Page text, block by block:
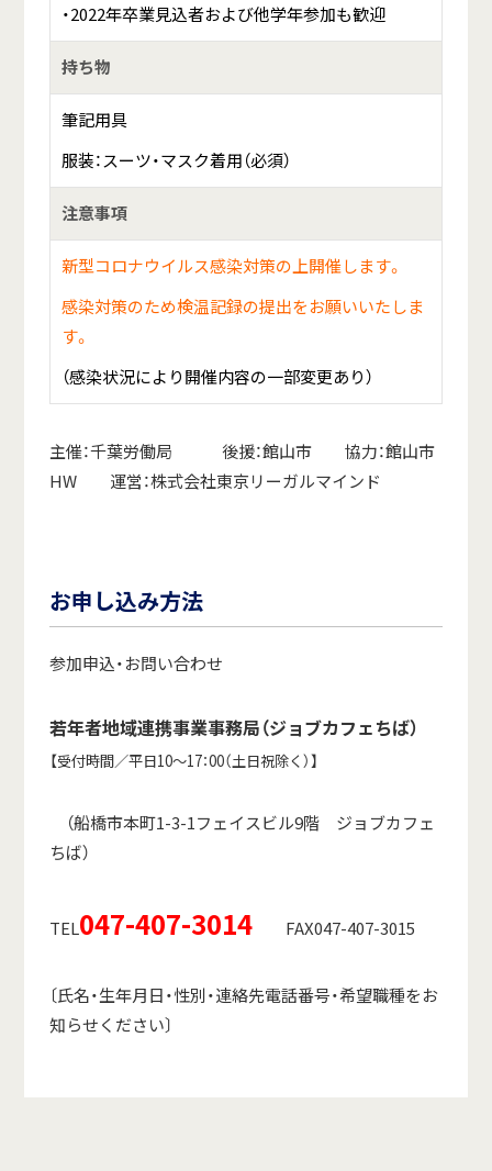
・2022年卒業見込者および他学年参加も歓迎
持ち物
筆記用具
服装：スーツ・マスク着用（必須）
注意事項
新型コロナウイルス感染対策の上開催します。
感染対策のため検温記録の提出をお願いいたしま
す。
（感染状況により開催内容の一部変更あり）
主催：千葉労働局 後援：館山市 協力：館山市
HW 運営：株式会社東京リーガルマインド
お申し込み方法
参加申込・お問い合わせ
若年者地域連携事業事務局（ジョブカフェちば）
【受付時間／平日10～17：00（土日祝除く）】
（船橋市本町1-3-1フェイスビル9階 ジョブカフェ
ちば）
TEL047-407-3014FAX047-407-3015
〔氏名・生年月日・性別・連絡先電話番号・希望職種をお
知らせください〕